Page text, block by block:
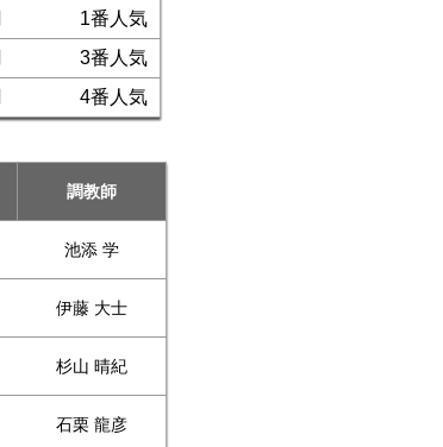
1番人気
3番人気
4番人気
調教師
池添 学
伊藤 大士
杉山 晴紀
石栗 龍彦